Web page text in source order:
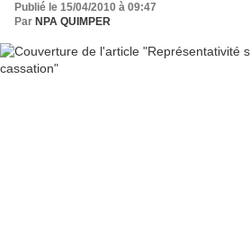
Publié le 15/04/2010 à 09:47
Par NPA QUIMPER